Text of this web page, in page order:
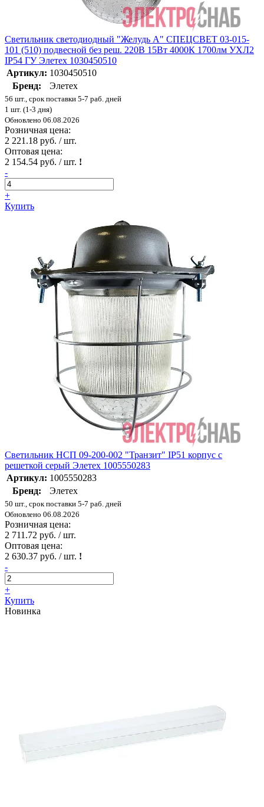
Светильник светодиодный "Желудь А" СПЕЦСВЕТ 03-015-
101 (510) подвесной без реш. 220В 15Вт 4000К 1700лм УХЛ2
IP54 ГУ Элетех 1030450510
Артикул: 1030450510
Бренд:
Элетех
56 шт., срок поставки 5-7 раб. дней
1 шт. (1-3 дня)
Обновлено 06.08.2026
Розничная цена:
2 221.18 руб. / шт.
Оптовая цена:
2 154.54 руб. / шт. !
-
+
Купить
Светильник НСП 09-200-002 "Транзит" IP51 корпус с
решеткой серый Элетех 1005550283
Артикул: 1005550283
Бренд:
Элетех
50 шт., срок поставки 5-7 раб. дней
Обновлено 06.08.2026
Розничная цена:
2 711.72 руб. / шт.
Оптовая цена:
2 630.37 руб. / шт. !
-
+
Купить
Новинка